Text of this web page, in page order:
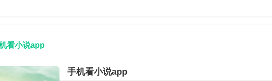
看小说app
手机看小说app